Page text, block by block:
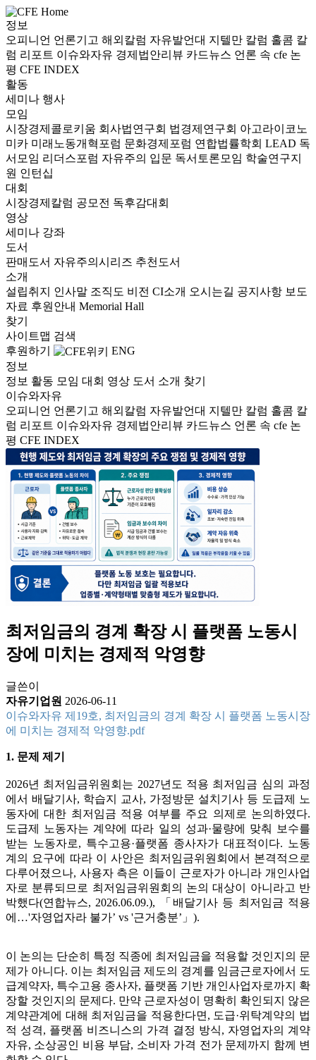
정보
오피니언 언론기고 해외칼럼 자유발언대 지텔만 칼럼 홀콤 칼
럼 리포트 이슈와자유 경제법안리뷰 카드뉴스 언론 속 cfe 논
평 CFE INDEX
활동
세미나 행사
모임
시장경제콜로키움 회사법연구회 법경제연구회 아고라이코노
미카 미래노동개혁포럼 문화경제포럼 연합법률학회 LEAD 독
서모임 리더스포럼 자유주의 입문 독서토론모임 학술연구지
원 인턴십
대회
시장경제칼럼 공모전 독후감대회
영상
세미나 강좌
도서
판매도서 자유주의시리즈 추천도서
소개
설립취지 인사말 조직도 비전 CI소개 오시는길 공지사항 보도
자료 후원안내 Memorial Hall
찾기
사이트맵 검색
후원하기
ENG
정보
정보 활동 모임 대회 영상 도서 소개 찾기
이슈와자유
오피니언 언론기고 해외칼럼 자유발언대 지텔만 칼럼 홀콤 칼
럼 리포트 이슈와자유 경제법안리뷰 카드뉴스 언론 속 cfe 논
평 CFE INDEX
최저임금의 경계 확장 시 플랫폼 노동시
장에 미치는 경제적 악영향
글쓴이
자유기업원 2026-06-11
이슈와자유 제19호, 최저임금의 경계 확장 시 플랫폼 노동시장
에 미치는 경제적 악영향.pdf
1. 문제 제기
2026년 최저임금위원회는 2027년도 적용 최저임금 심의 과정
에서 배달기사, 학습지 교사, 가정방문 설치기사 등 도급제 노
동자에 대한 최저임금 적용 여부를 주요 의제로 논의하였다.
도급제 노동자는 계약에 따라 일의 성과·물량에 맞춰 보수를
받는 노동자로, 특수고용·플랫폼 종사자가 대표적이다. 노동
계의 요구에 따라 이 사안은 최저임금위원회에서 본격적으로
다루어졌으나, 사용자 측은 이들이 근로자가 아니라 개인사업
자로 분류되므로 최저임금위원회의 논의 대상이 아니라고 반
박했다(연합뉴스, 2026.06.09.), 「배달기사 등 최저임금 적용
에…'자영업자라 불가’ vs '근거충분’」).
이 논의는 단순히 특정 직종에 최저임금을 적용할 것인지의 문
제가 아니다. 이는 최저임금 제도의 경계를 임금근로자에서 도
급계약자, 특수고용 종사자, 플랫폼 기반 개인사업자로까지 확
장할 것인지의 문제다. 만약 근로자성이 명확히 확인되지 않은
계약관계에 대해 최저임금을 적용한다면, 도급·위탁계약의 법
적 성격, 플랫폼 비즈니스의 가격 결정 방식, 자영업자의 계약
자유, 소상공인 비용 부담, 소비자 가격 전가 문제까지 함께 변